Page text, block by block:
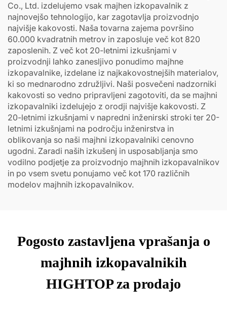
Co., Ltd. izdelujemo vsak majhen izkopavalnik z
najnovejšo tehnologijo, kar zagotavlja proizvodnjo
najvišje kakovosti. Naša tovarna zajema površino
60.000 kvadratnih metrov in zaposluje več kot 820
zaposlenih. Z več kot 20-letnimi izkušnjami v
proizvodnji lahko zanesljivo ponudimo majhne
izkopavalnike, izdelane iz najkakovostnejših materialov,
ki so mednarodno združljivi. Naši posvečeni nadzorniki
kakovosti so vedno pripravljeni zagotoviti, da se majhni
izkopavalniki izdelujejo z orodji najvišje kakovosti. Z
20-letnimi izkušnjami v napredni inženirski stroki ter 20-
letnimi izkušnjami na področju inženirstva in
oblikovanja so naši majhni izkopavalniki cenovno
ugodni. Zaradi naših izkušenj in usposabljanja smo
vodilno podjetje za proizvodnjo majhnih izkopavalnikov
in po vsem svetu ponujamo več kot 170 različnih
modelov majhnih izkopavalnikov.
Pogosto zastavljena vprašanja o
majhnih izkopavalnikih
HIGHTOP za prodajo